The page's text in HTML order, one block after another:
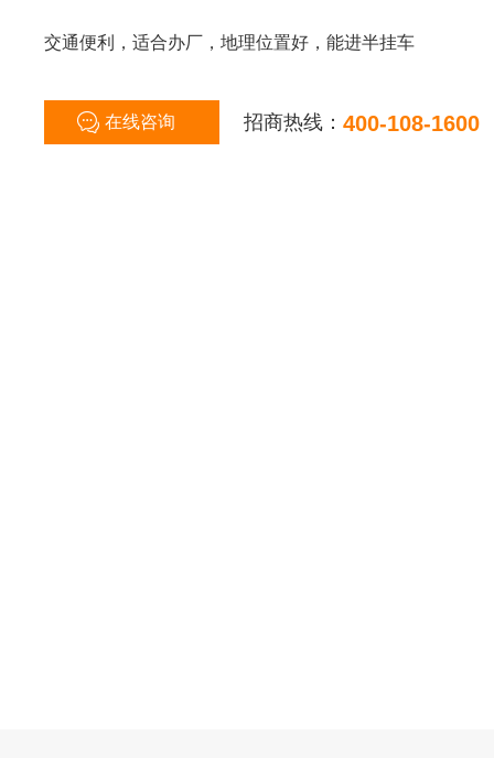
交通便利，适合办厂，地理位置好，能进半挂车
在线咨询 招商热线： 400-108-1600